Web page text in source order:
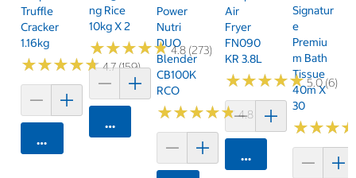
Truffle
Cracker
1.16kg
★★★★★
★★★★★4.7 (159)
카트에 담기
Ng Rice
10kg X 2
★★★★★
★★★★★4.8 (273)
카트에 담기
Power
Nutri
DUO
Blender
CB100K
RCO
★★★★★
★★★★★4.8 (250)
Air
Fryer
FN090
KR 3.8L
★★★★★
★★★★★5.0 (6)
카트에 담기
Signatur
E
Premiu
M Bath
Tissue
40m X
30
★★★
★★★